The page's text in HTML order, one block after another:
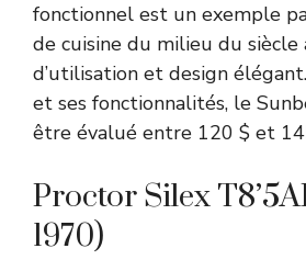
fonctionnel est un exemple
de cuisine du milieu du
d’utilisation et design
et ses fonctionnalités, le
être évalué entre 120 $ et
Proctor Silex
1970)